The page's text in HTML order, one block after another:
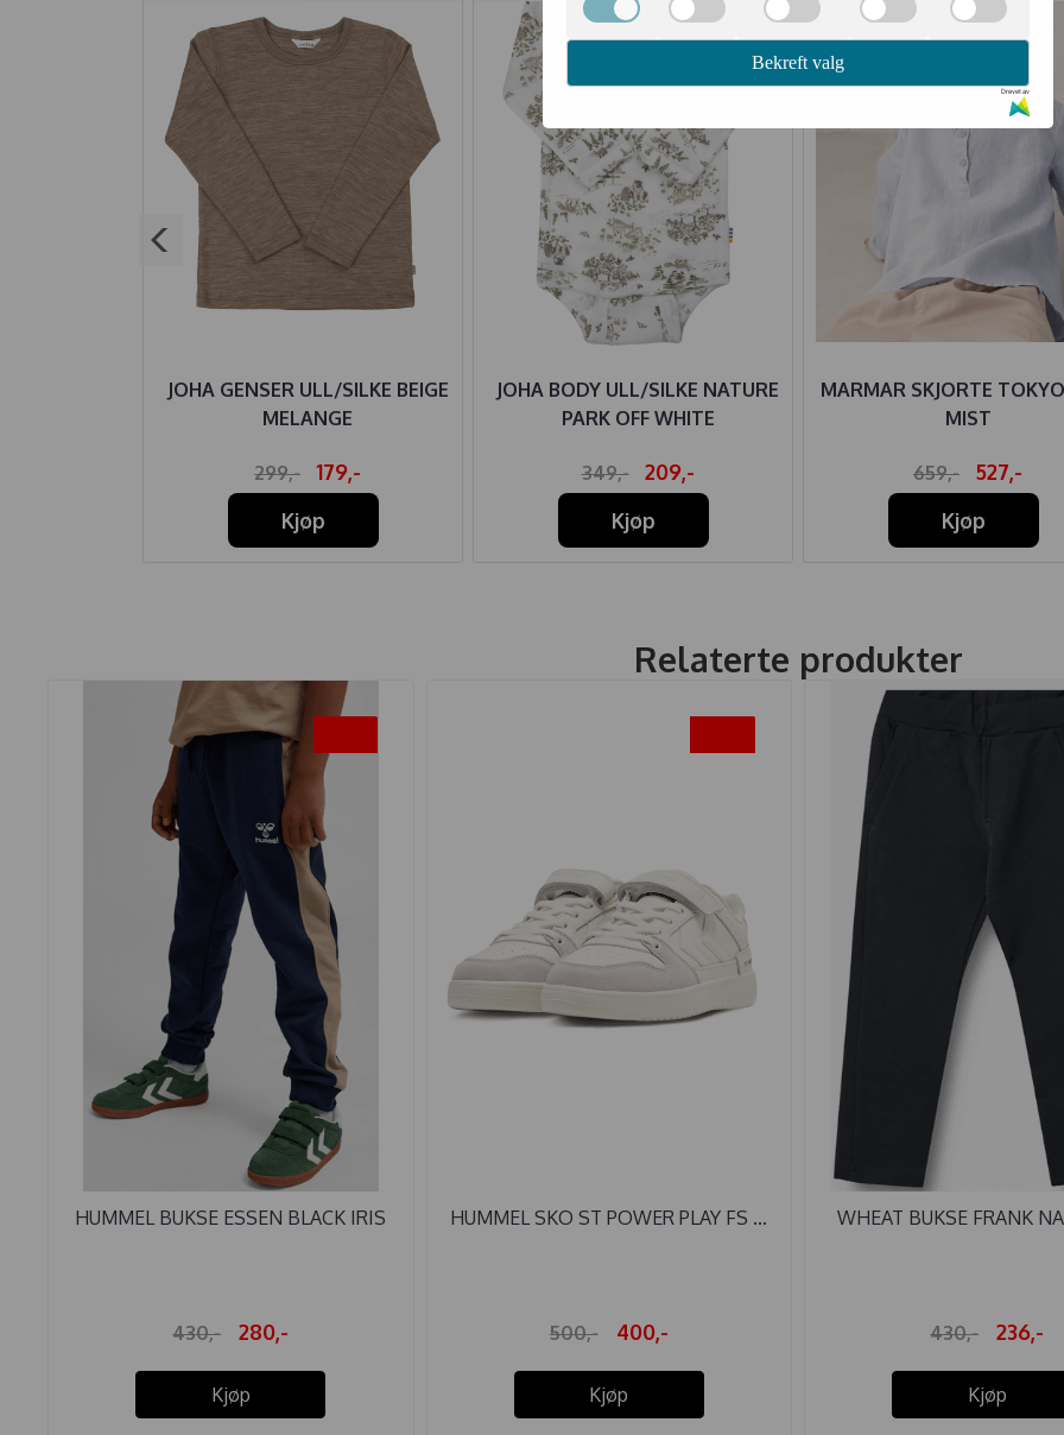
JOHA GENSER ULL/SILKE BEIGE
MELANGE
299,-
179,-
Kjøp
JOHA BODY ULL/SILKE NATURE
PARK OFF WHITE
349,-
209,-
Kjøp
MARMAR SKJORTE
MIST
659,-
527,-
Kjøp
Relaterte produkter
HUMMEL BUKSE ESSEN BLACK IRIS
430,- 280,-
Kjøp
HUMMEL SKO ST POWER PLAY FS ...
500,- 400,-
Kjøp
WHEAT BUKSE FRANK
430,- 236,-
Kjøp
Bekreft valg
Drevet av